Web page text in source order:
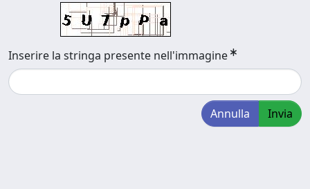
Inserire la stringa presente nell'immagine
Annulla Invia